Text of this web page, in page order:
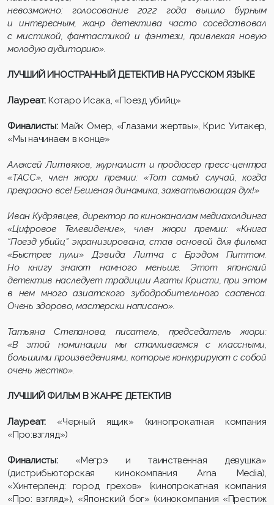
невозможно: голосование 2022 года вышло бурным
и интересным, жанр детектива часто соседствовал
с мистикой, фантастикой и фэнтези, привлекая новую
молодую аудиторию».
ЛУЧШИЙ ИНОСТРАННЫЙ ДЕТЕКТИВ НА РУССКОМ ЯЗЫКЕ
Лауреат: Котаро Исака, «Поезд убийц»
Финалисты:Майк Омер, «Глазами жертвы», Крис Уитакер,
«Мы начинаем в конце»
Алексей Литвяков, журналист и продюсер пресс-центра
«ТАСС», член жюри премии: «Тот самый случай, когда
прекрасно все! Бешеная динамика, захватывающая дух!»
Иван Кудрявцев, директор по киноканалам медиахолдинга
«Цифровое Телевидение», член жюри премии: «Книга
“Поезд убийц” экранизирована, став основой для фильма
«Быстрее пули» Дэвида Литча с Брэдом Питтом.
Но книгу знают намного меньше. Этот японский
детектив наследует традиции Агаты Кристи, при этом
в нем много азиатского зубодробительного саспенса.
Очень здорово, мастерски написано».
Татьяна Степанова, писатель, председатель жюри:
«В этой номинации мы сталкиваемся с классными,
большими произведениями, которые конкурируют с собой
очень жестко».
ЛУЧШИЙ ФИЛЬМ В ЖАНРЕ ДЕТЕКТИВ
Лауреат: «Черный ящик» (кинопрокатная компания
«Про:взгляд»)
Финалисты: «Мегрэ и таинственная девушка»
(дистрибьюторская кинокомпания Arna Media),
«Хинтерленд: город грехов» (кинопрокатная компания
«Про: взгляд»), «Японский бог» (кинокомпания «Престиж